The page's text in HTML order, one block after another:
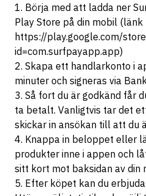
1. Börja med att ladda ner
Play Store på din mobil (länk
https://play.google.com/
id=com.surfpayapp.app)
2. Skapa ett handlarkonto i
minuter och signeras via
3. Så fort du är godkänd får
ta betalt. Vanligtvis tar det
skickar in ansökan till att du
4. Knappa in beloppet eller
produkter inne i appen och
sitt kort mot baksidan av din
5. Efter köpet kan du